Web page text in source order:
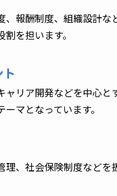
、報酬制度、組織設計
を担います。
ャリア開発などを中心
マとなっています。
理、社会保険制度など